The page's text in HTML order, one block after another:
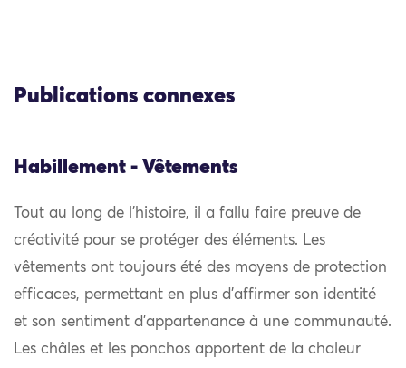
Publications connexes
Habillement - Vêtements
Tout au long de l’histoire, il a fallu faire preuve de
créativité pour se protéger des éléments. Les
vêtements ont toujours été des moyens de protection
efficaces, permettant en plus d’affirmer son identité
et son sentiment d’appartenance à une communauté.
Les châles et les ponchos apportent de la chaleur